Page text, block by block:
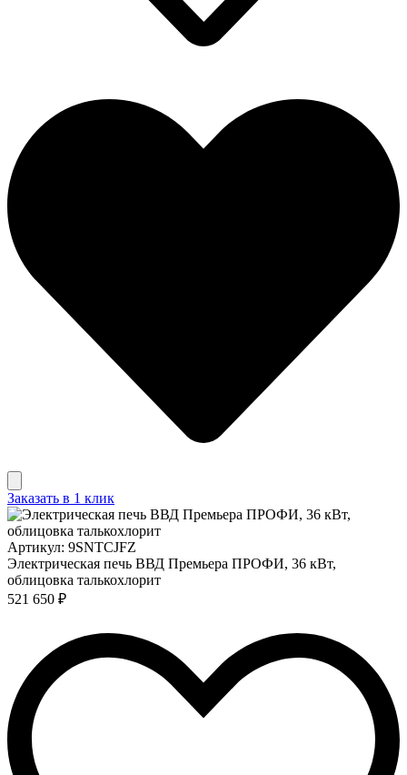
Заказать в 1 клик
Артикул: 9SNTCJFZ
Электрическая печь ВВД Премьера ПРОФИ, 36 кВт,
облицовка талькохлорит
521 650 ₽